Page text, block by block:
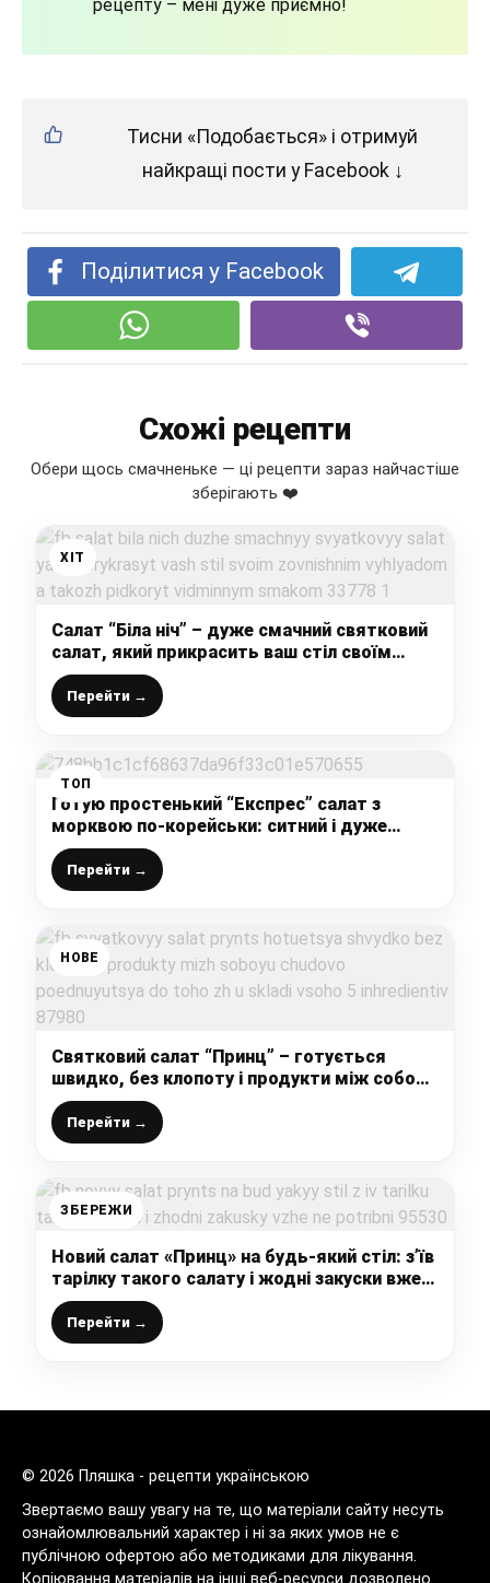
рецепту – мені дуже приємно!
Тисни «Подобається» і отримуй
найкращі пости у Facebook ↓
Поділитися у Facebook
Схожі рецепти
Обери щось смачненьке — ці рецепти зараз найчастіше
зберігають ❤️
ХІТ
Салат “Біла ніч” – дуже смачний святковий
салат, який прикрасить ваш стіл своїм
зовнішнім виглядом, а також підкорить
відмінним смаком
Перейти →
ТОП
Готую простенький “Експрес” салат з
морквою по-корейськи: ситний і дуже
смачний, зі столу зникає миттєво
Перейти →
НОВЕ
Святковий салат “Принц” – готується
швидко, без клопоту і продукти між собою
чудово поєднуються, до того ж у складі
всього 5 інгредієнтів
Перейти →
ЗБЕРЕЖИ
Новий салат «Принц» на будь-який стіл: з’їв
тарілку такого салату і жодні закуски вже
не потрібні
Перейти →
© 2026 Пляшка - рецепти українською
Звертаємо вашу увагу на те, що матеріали сайту несуть
ознайомлювальний характер і ні за яких умов не є
публічною офертою або методиками для лікування.